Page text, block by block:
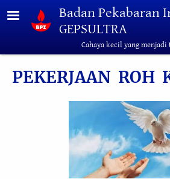
Lompat ke isi utamaBadan Pekabaran
GEPSULTRA
Cahaya kecil yang menjadi
PEKERJAAN ROH